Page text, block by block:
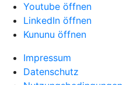
Youtube öffnen
LinkedIn öffnen
Kununu öffnen
Impressum
Datenschutz